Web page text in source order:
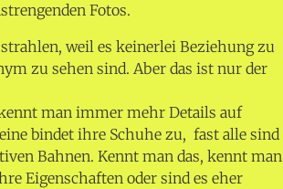
Fotos.
weil es keinerlei Beziehung zu
zu sehen sind. Aber das ist nur der
man immer mehr Details auf
bindet ihre Schuhe zu, fast alle sind
Bahnen. Kennt man das, kennt man
Eigenschaften oder sind es eher